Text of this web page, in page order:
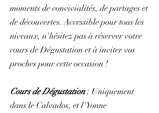
moments de convivialités, de partages et
de découvertes. Accessible pour tous les
niveaux, n'hésitez pas à réserver votre
cours de Dégustation et à inviter vos
proches pour cette occasion !
Cours de Dégustation: Uniquement
dans le Calvados, et l'Yonne